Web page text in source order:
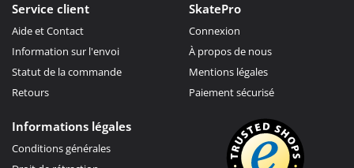
Service client
Aide et Contact
Information sur l'envoi
Statut de la commande
Retours
SkatePro
Connexion
À propos de nous
Mentions légales
Paiement sécurisé
Informations légales
Conditions générales